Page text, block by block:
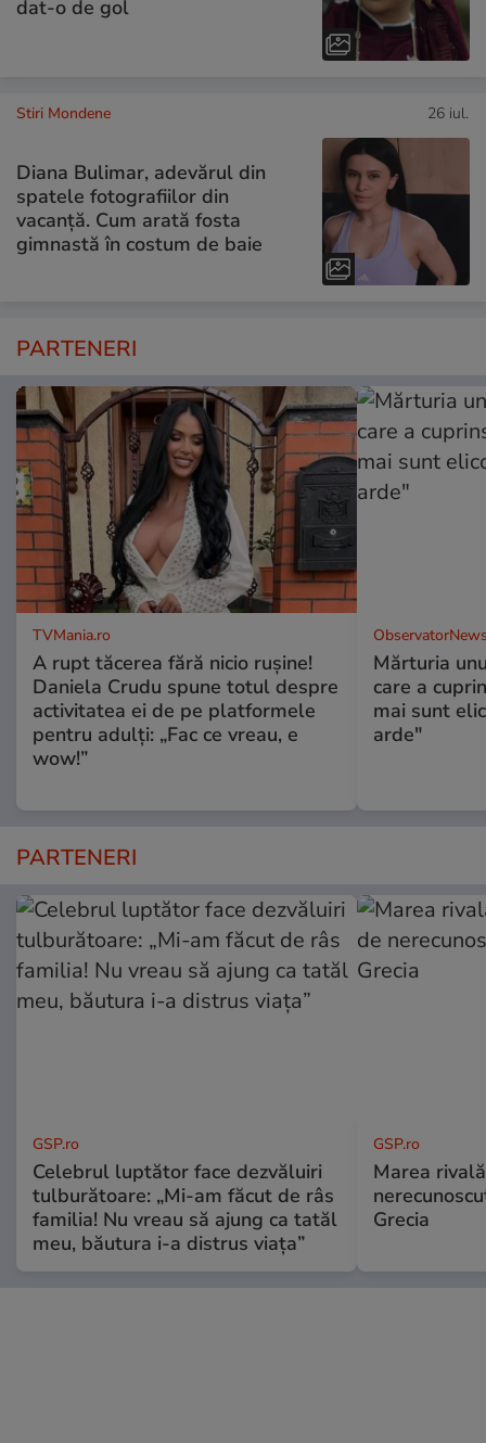
dat-o de gol
Stiri Mondene 26 iul.
Diana Bulimar, adevărul din
spatele fotografiilor din
vacanță. Cum arată fosta
gimnastă în costum de baie
PARTENERI
TVMania.ro
A rupt tăcerea fără nicio rușine!
Daniela Crudu spune totul despre
activitatea ei de pe platformele
pentru adulți: „Fac ce vreau, e
wow!”
Mărturia
care a
mai sunt
arde"
PARTENERI
GSP.ro
Celebrul luptător face dezvăluiri
tulburătoare: „Mi-am făcut de râs
familia! Nu vreau să ajung ca tatăl
meu, băutura i-a distrus viața”
GSP.ro
Marea
Grecia